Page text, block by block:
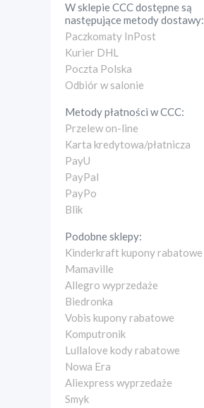
W sklepieCCCdostępne są
następujące metody dostawy:
Paczkomaty InPost
Kurier DHL
Poczta Polska
Odbiór w salonie
Metody płatności wCCC:
Przelew on-line
Karta kredytowa/płatnicza
PayU
PayPal
PayPo
Blik
Podobne sklepy:
Kinderkraft kupony rabatowe
Mamaville
Allegro wyprzedaże
Biedronka
Vobis kupony rabatowe
Komputronik
Lullalove kody rabatowe
Nowa Era
Aliexpress wyprzedaże
Smyk